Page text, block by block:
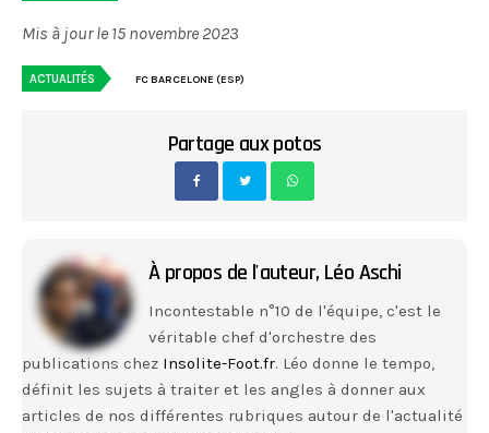
Mis à jour le 15 novembre 2023
ACTUALITÉS FC BARCELONE (ESP)
Partage aux potos
À propos de l'auteur, Léo Aschi
Incontestable n°10 de l'équipe, c'est le
véritable chef d'orchestre des
publications chez Insolite-Foot.fr. Léo donne le tempo,
définit les sujets à traiter et les angles à donner aux
articles de nos différentes rubriques autour de l'actualité